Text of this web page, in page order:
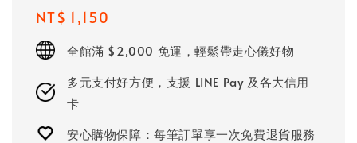
Regular
price
NT$ 1,150
全館滿 $2,000 免運，輕鬆帶走心儀好物
多元支付好方便，支援 LINE Pay 及各大信用
卡
安心購物保障：每筆訂單享一次免費退貨服務